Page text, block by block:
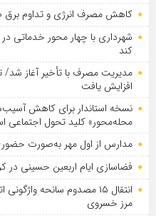
کاهش مصرف انرژی و تداوم برق
شهرداری با چهار محور خدماتی
کند
مدیریت مصرف با تأخیر آغاز
افزایش یافت
نسخه استاندار برای کاهش
محله‌محور» کلید تحول اجتماعی
مدارس از اول مهر به‌صورت
فضاسازی ایام اربعین حسینی در
انتقال ۱۵ مصدوم سانحه
مرز خسروی